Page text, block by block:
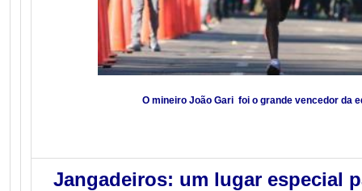
O mineiro João Gari foi o grande vencedor da
Jangadeiros: um lugar especial